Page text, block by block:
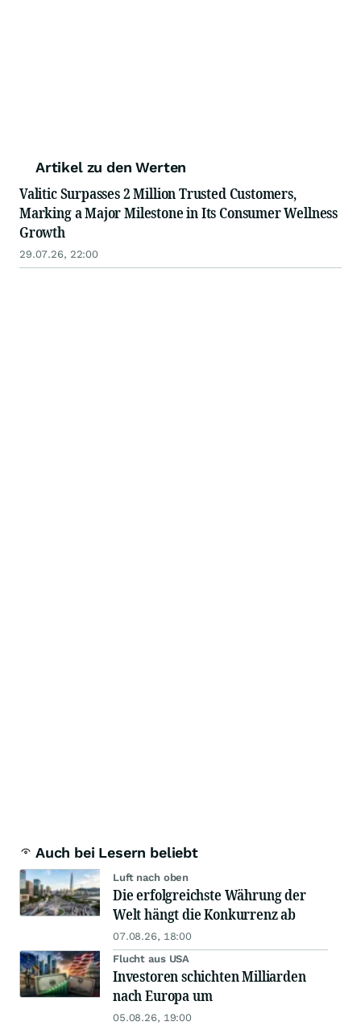
Artikel zu den Werten
Valitic Surpasses 2 Million Trusted Customers,
Marking a Major Milestone in Its Consumer Wellness
Growth
29.07.26, 22:00
Auch bei Lesern beliebt
Luft nach oben
Die erfolgreichste Währung der
Welt hängt die Konkurrenz ab
07.08.26, 18:00
Flucht aus USA
Investoren schichten Milliarden
nach Europa um
05.08.26, 19:00